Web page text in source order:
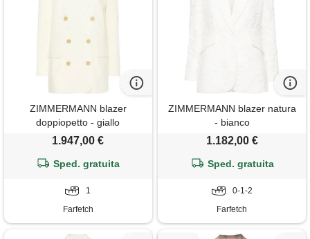
ZIMMERMANN blazer
doppiopetto - giallo
1.947,00 €
Sped. gratuita
1
Farfetch
ZIMMERMANN blazer natura
- bianco
1.182,00 €
Sped. gratuita
0-1-2
Farfetch